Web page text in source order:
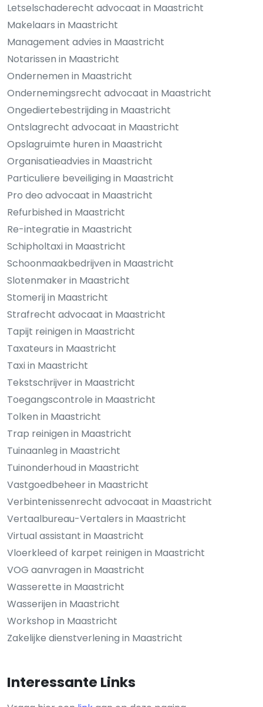
Letselschaderecht advocaat in Maastricht
Makelaars in Maastricht
Management advies in Maastricht
Notarissen in Maastricht
Ondernemen in Maastricht
Ondernemingsrecht advocaat in Maastricht
Ongediertebestrijding in Maastricht
Ontslagrecht advocaat in Maastricht
Opslagruimte huren in Maastricht
Organisatieadvies in Maastricht
Particuliere beveiliging in Maastricht
Pro deo advocaat in Maastricht
Refurbished in Maastricht
Re-integratie in Maastricht
Schipholtaxi in Maastricht
Schoonmaakbedrijven in Maastricht
Slotenmaker in Maastricht
Stomerij in Maastricht
Strafrecht advocaat in Maastricht
Tapijt reinigen in Maastricht
Taxateurs in Maastricht
Taxi in Maastricht
Tekstschrijver in Maastricht
Toegangscontrole in Maastricht
Tolken in Maastricht
Trap reinigen in Maastricht
Tuinaanleg in Maastricht
Tuinonderhoud in Maastricht
Vastgoedbeheer in Maastricht
Verbintenissenrecht advocaat in Maastricht
Vertaalbureau-Vertalers in Maastricht
Virtual assistant in Maastricht
Vloerkleed of karpet reinigen in Maastricht
VOG aanvragen in Maastricht
Wasserette in Maastricht
Wasserijen in Maastricht
Workshop in Maastricht
Zakelijke dienstverlening in Maastricht
Interessante Links